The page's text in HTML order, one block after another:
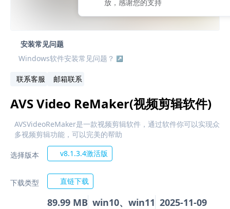
安装常见问题
Windows软件安装常见问题？
联系客服 邮箱联系
AVS Video ReMaker(视频剪辑软件)
AVSVideoReMaker是一款视频剪辑软件，通过软件你可以实现众
多视频剪辑功能，可以完美的帮助
选择版本 v8.1.3.4激活版
下载类型 直链下载
89.99 MB win10、win11 2025-11-09
放，感谢您的支持